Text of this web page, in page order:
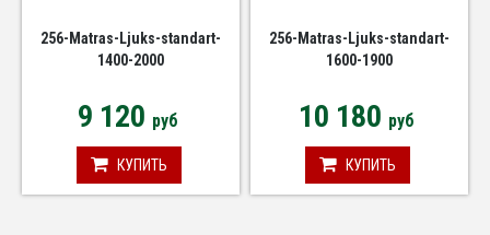
256-Matras-Ljuks-standart-
1400-2000
9 120 руб
КУПИТЬ
256-Matras-Ljuks-standart-
1600-1900
10 180 руб
КУПИТЬ